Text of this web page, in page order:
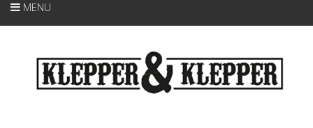
MENU